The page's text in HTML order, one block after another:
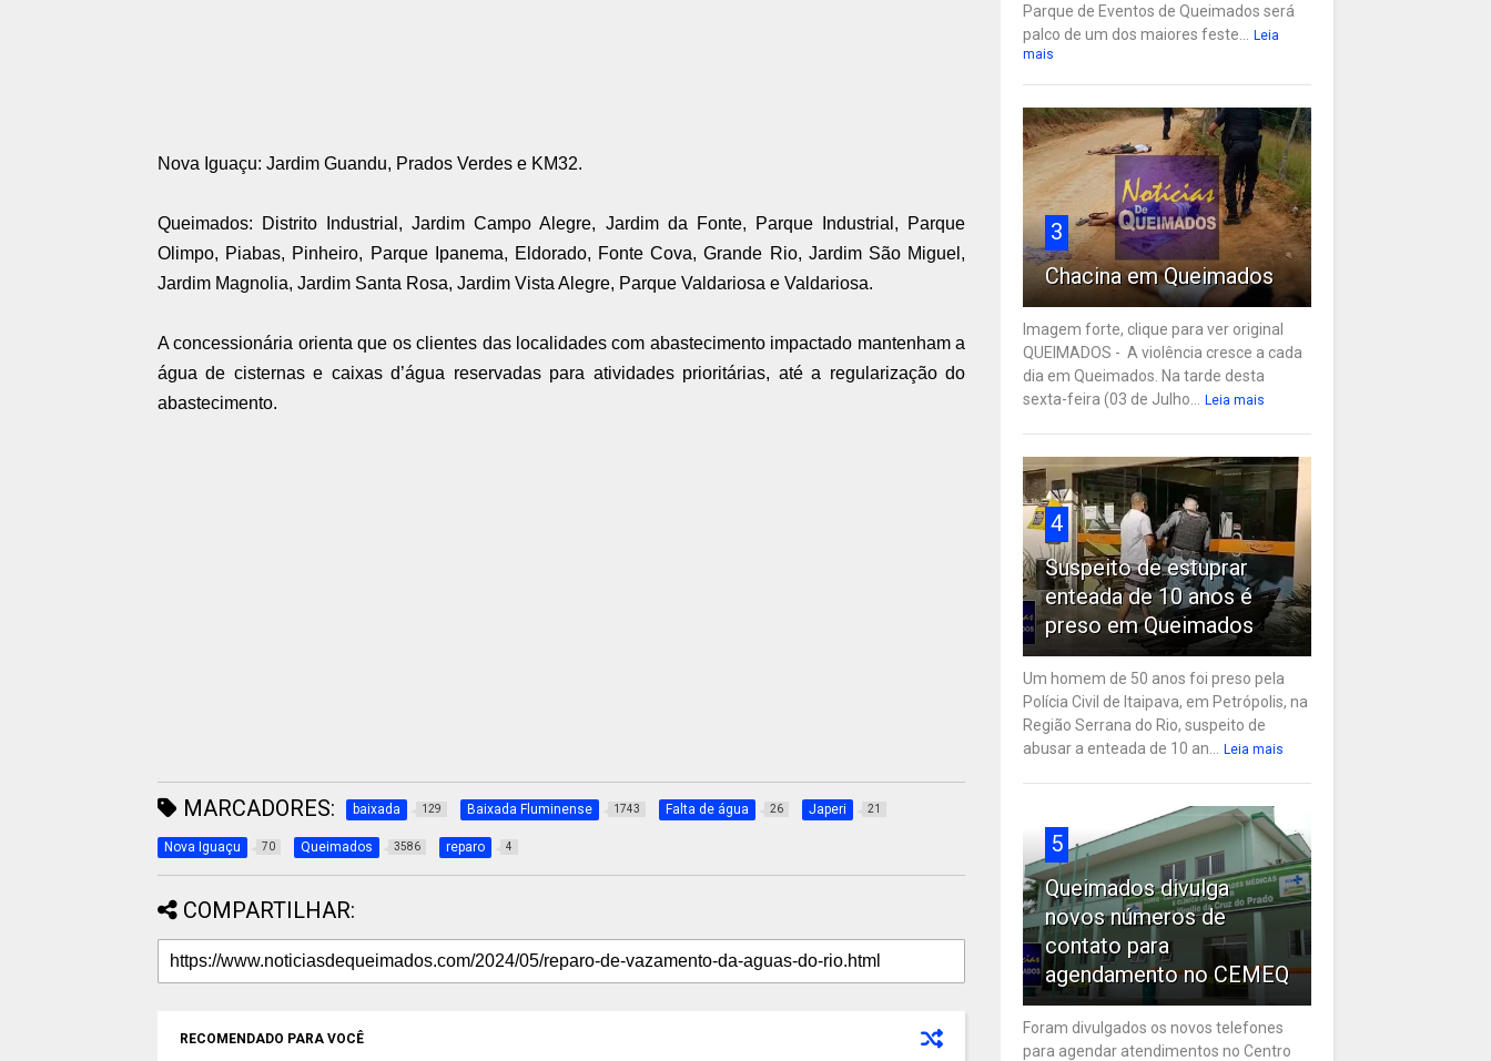
Nova Iguaçu: Jardim Guandu, Prados Verdes e KM32.
Queimados: Distrito Industrial, Jardim Campo Alegre, Jardim da Fonte, Parque Industrial, Parque
Olimpo, Piabas, Pinheiro, Parque Ipanema, Eldorado, Fonte Cova, Grande Rio, Jardim São Miguel,
Jardim Magnolia, Jardim Santa Rosa, Jardim Vista Alegre, Parque Valdariosa e Valdariosa.
A concessionária orienta que os clientes das localidades com abastecimento impactado mantenham a
água de cisternas e caixas d’água reservadas para atividades prioritárias, até a regularização do
abastecimento.
MARCADORES: baixada 129 Baixada Fluminense 1743 Falta de água 26 Japeri 21
Nova Iguaçu 70 Queimados 3586 reparo 4
COMPARTILHAR:
RECOMENDADO PARA VOCÊ
Parque de Eventos de Queimados será
palco de um dos maiores feste...
Leia
mais
3
Chacina em Queimados
Imagem forte, clique para ver original
QUEIMADOS - A violência cresce a cada
dia em Queimados. Na tarde desta
sexta-feira (03 de Julho...
Leia mais
4
Suspeito de estuprar
enteada de 10 anos é
preso em Queimados
Um homem de 50 anos foi preso pela
Polícia Civil de Itaipava, em Petrópolis, na
Região Serrana do Rio, suspeito de
abusar a enteada de 10 an...
Leia mais
5
Queimados divulga
novos números de
contato para
agendamento no CEMEQ
Foram divulgados os novos telefones
para agendar atendimentos no Centro